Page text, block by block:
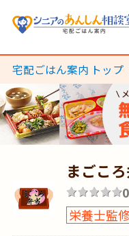
宅配ごはん案内 トップ
まごこ
栄養士監